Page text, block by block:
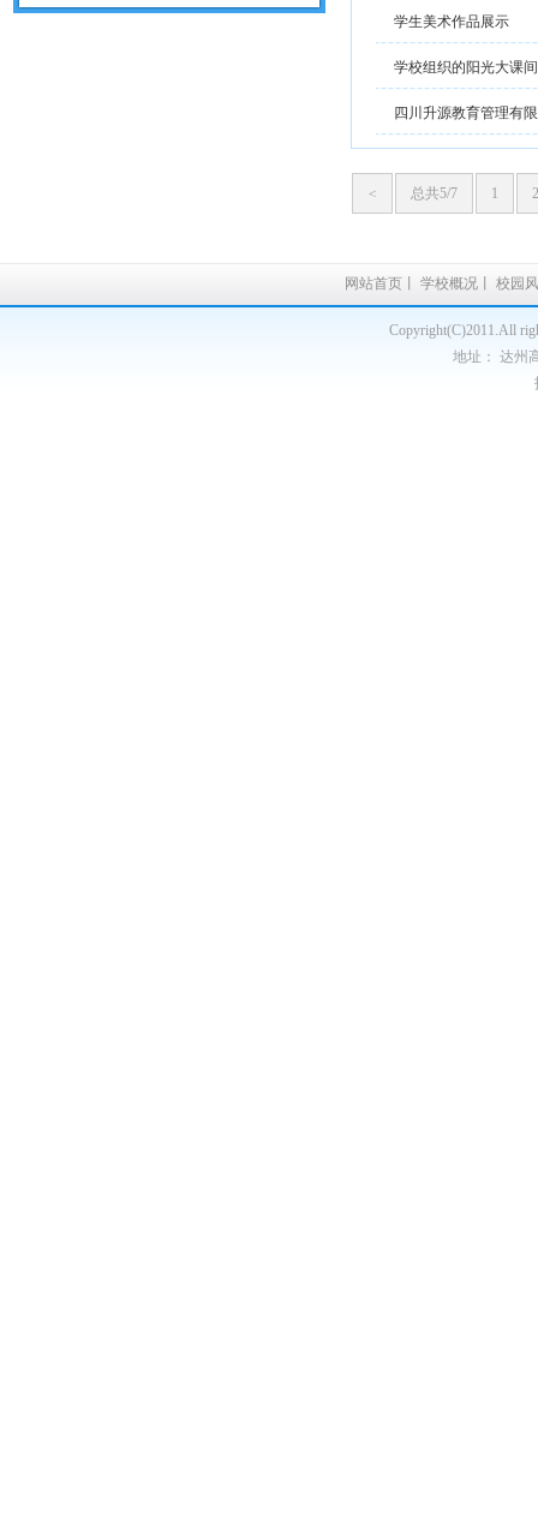
学生美术作品展示
学校组织的阳光大课
四川升源教育管理有
< 总共5/7 1 2
网站首页 学校概况 校园
Copyright(C)2011.All
地址： 达州